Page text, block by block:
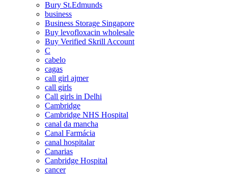
Bury St.Edmunds
business
Business Storage Singapore
Buy levofloxacin wholesale
Buy Verified Skrill Account
C
cabelo
cagas
call girl ajmer
call girls
Call girls in Delhi
Cambridge
Cambridge NHS Hospital
canal da mancha
Canal Farmácia
canal hospitalar
Canarias
Canbridge Hospital
cancer